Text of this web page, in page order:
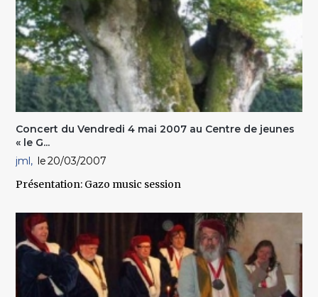
Concert du Vendredi 4 mai 2007 au Centre de jeunes
« le G...
jml
20/03/2007
Présentation: Gazo music session